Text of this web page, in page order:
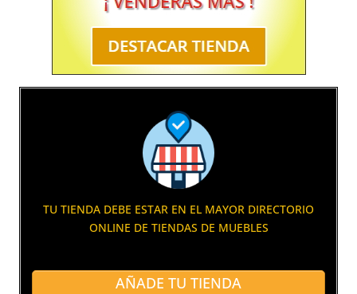
TU TIENDA DEBE ESTAR EN EL MAYOR DIRECTORIO
ONLINE DE TIENDAS DE MUEBLES
AÑADE TU TIENDA